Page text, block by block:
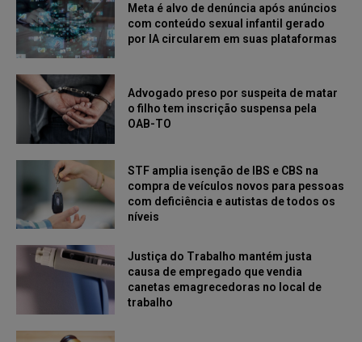
Meta é alvo de denúncia após anúncios
com conteúdo sexual infantil gerado
por IA circularem em suas plataformas
Advogado preso por suspeita de matar
o filho tem inscrição suspensa pela
OAB-TO
STF amplia isenção de IBS e CBS na
compra de veículos novos para pessoas
com deficiência e autistas de todos os
níveis
Justiça do Trabalho mantém justa
causa de empregado que vendia
canetas emagrecedoras no local de
trabalho